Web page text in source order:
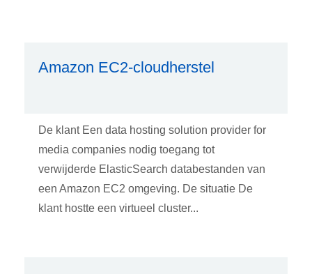
Amazon EC2-cloudherstel
De klant Een data hosting solution provider for
media companies nodig toegang tot
verwijderde ElasticSearch databestanden van
een Amazon EC2 omgeving. De situatie De
klant hostte een virtueel cluster...